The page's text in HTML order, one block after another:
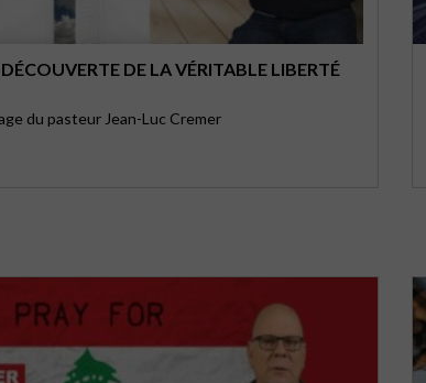
DE LA VÉRITABLE LIBERTÉ
du pasteur Jean-Luc Cremer